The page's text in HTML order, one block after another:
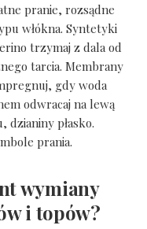
pranie, rozsądne
włókna. Syntetyki
trzymaj z dala od
tarcia. Membrany
gdy woda
odwracaj na lewą
dzianiny płasko.
prania.
wymiany
i topów?